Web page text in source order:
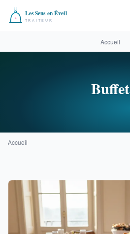
Accueil
Buffet
Accueil